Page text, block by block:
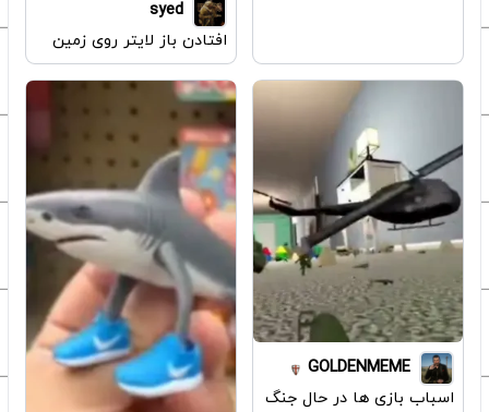
syed
افتادن باز لایتر روی زمین
GOLDENMEME
اسباب بازی ها در حال جنگ